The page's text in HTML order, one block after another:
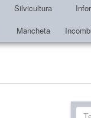
Silvicultura
Mancheta
Texto